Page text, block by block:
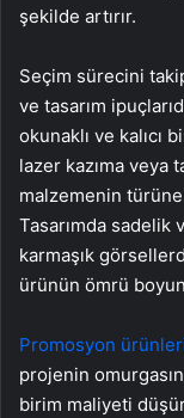
şekilde artırır.
Seçim sürecini
ve tasarım
okunaklı ve kalıcı
lazer kazıma veya
malzemenin
Tasarımda sadelik
karmaşık
ürünün ömrü
Promosyon
projenin
birim maliyeti